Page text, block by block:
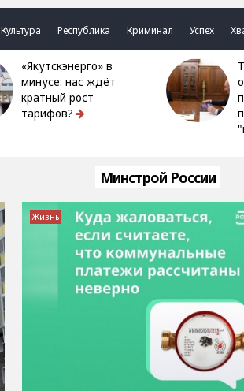
Культура Республика Криминал Успех
«Якутскэнерго» в
минусе: нас ждёт
кратный рост
тарифов?
Трутнев назвал
Минстрой России
Жизнь